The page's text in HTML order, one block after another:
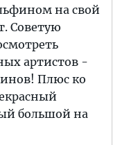
на свой
Советую
артистов -
Плюс ко
большой на